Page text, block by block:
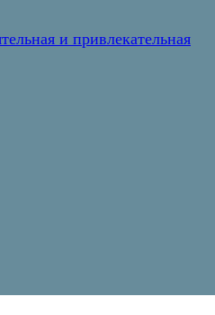
и привлекательная